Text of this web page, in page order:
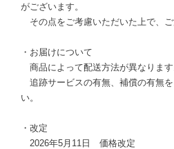
がございます。
その点をご考慮いただいた上で、ご
・お届けについて
商品によって配送方法が異なります
追跡サービスの有無、補償の有無
い。
・改定
2026年5月11日 価格改定